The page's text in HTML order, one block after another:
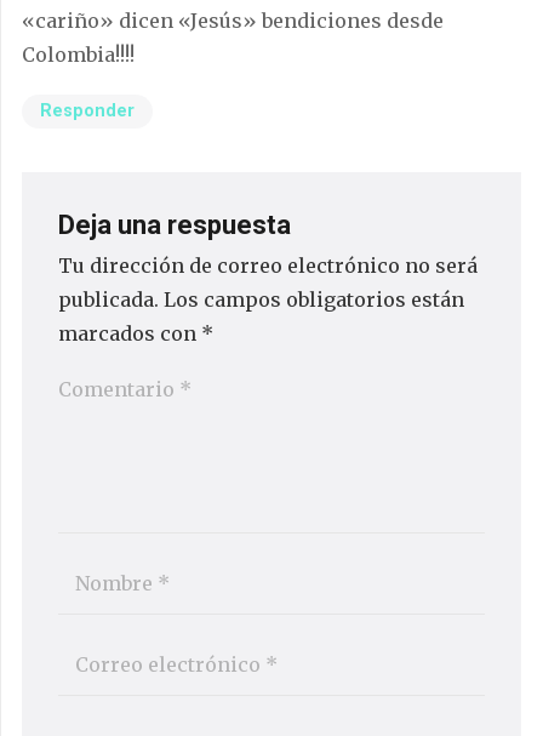
«cariño» dicen «Jesús» bendiciones desde
Colombia!!!!
Responder
Deja una respuesta
Tu dirección de correo electrónico no será
publicada. Los campos obligatorios están
marcados con *